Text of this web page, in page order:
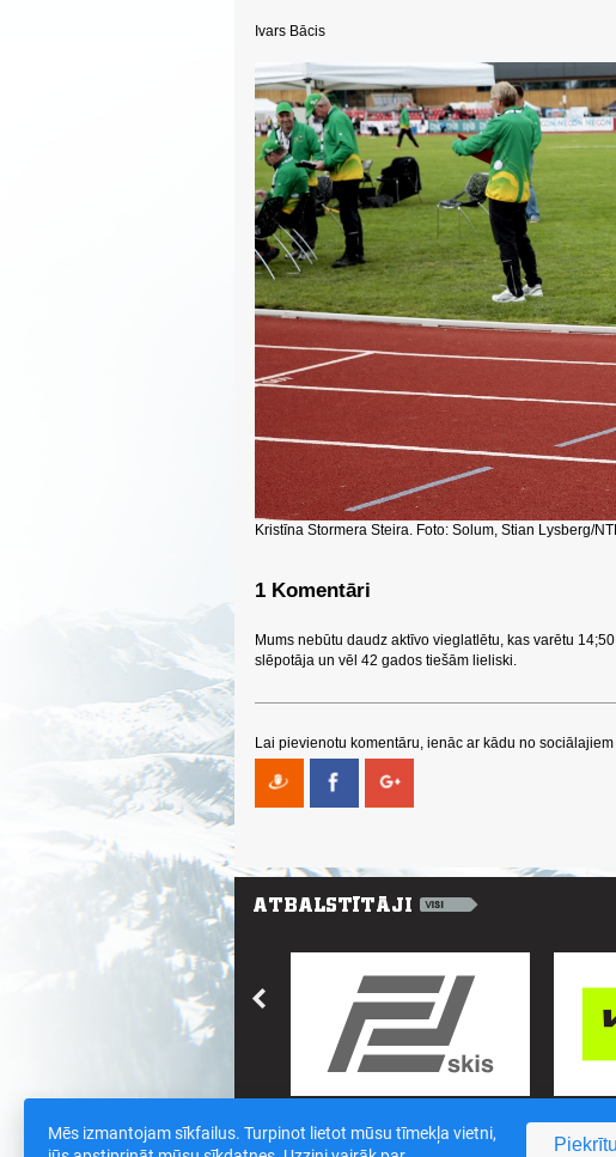
Ivars Bācis
Kristīna Stormera Steira. Foto: Solum, Stian Lysberg/
1 Komentāri
Mums nebūtu daudz aktīvo vieglatlētu, kas varētu
slēpotāja un vēl 42 gados tiešām lieliski.
Lai pievienotu komentāru, ienāc ar kādu no
Saites / Sīkdatnes un datu drošības politika /
Mēs izmantojam sīkfailus. Turpinot lietot mūsu tīmekļa vietni,
Piekrītu